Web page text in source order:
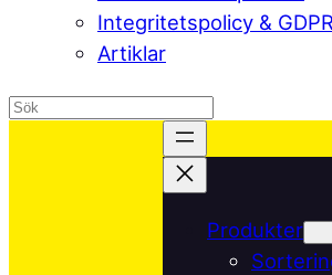
Integritetspolicy & GDPR
Artiklar
Produkter